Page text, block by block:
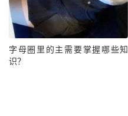
字母圈里的主需要掌握哪些知
识？